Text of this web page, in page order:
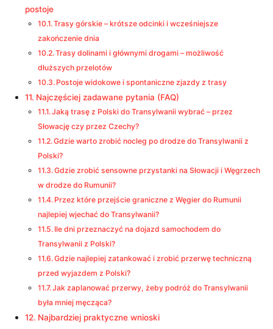
postoje
Trasy górskie – krótsze odcinki i wcześniejsze
zakończenie dnia
Trasy dolinami i głównymi drogami – możliwość
dłuższych przelotów
Postoje widokowe i spontaniczne zjazdy z trasy
Najczęściej zadawane pytania (FAQ)
Jaką trasę z Polski do Transylwanii wybrać – przez
Słowację czy przez Czechy?
Gdzie warto zrobić nocleg po drodze do Transylwanii z
Polski?
Gdzie zrobić sensowne przystanki na Słowacji i Węgrzech
w drodze do Rumunii?
Przez które przejście graniczne z Węgier do Rumunii
najlepiej wjechać do Transylwanii?
Ile dni przeznaczyć na dojazd samochodem do
Transylwanii z Polski?
Gdzie najlepiej zatankować i zrobić przerwę techniczną
przed wyjazdem z Polski?
Jak zaplanować przerwy, żeby podróż do Transylwanii
była mniej męcząca?
Najbardziej praktyczne wnioski